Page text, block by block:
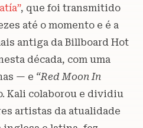
, que foi transmitido
até o momento e é a
antiga da Billboard Hot
década, com uma
— e “Red Moon In
Kali colaborou e dividiu
artistas da atualidade